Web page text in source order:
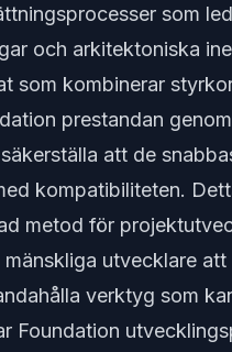
som
och arkitektoniska
som kombinerar
prestandan
att de
kompatibiliteten.
metod för
utvecklare
verktyg som
Foundation